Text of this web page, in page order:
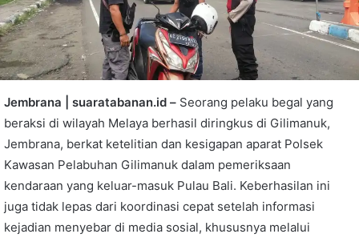
Jembrana | suaratabanan.id – Seorang pelaku begal yang
beraksi di wilayah Melaya berhasil diringkus di Gilimanuk,
Jembrana, berkat ketelitian dan kesigapan aparat Polsek
Kawasan Pelabuhan Gilimanuk dalam pemeriksaan
kendaraan yang keluar-masuk Pulau Bali. Keberhasilan ini
juga tidak lepas dari koordinasi cepat setelah informasi
kejadian menyebar di media sosial, khususnya melalui